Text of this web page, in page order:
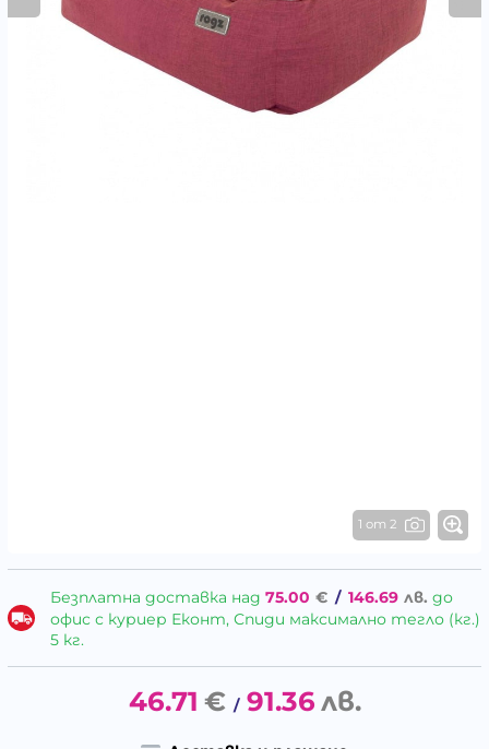
1 от 2
Безплатна доставка над 75.00 € / 146.69 лв. до
офис с куриер Еконт, Спиди максимално тегло (кг.)
5 кг.
46.71 € / 91.36 лв.